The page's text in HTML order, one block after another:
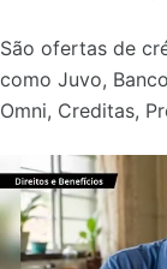
São ofertas de
como Juvo,
Omni, Creditas,